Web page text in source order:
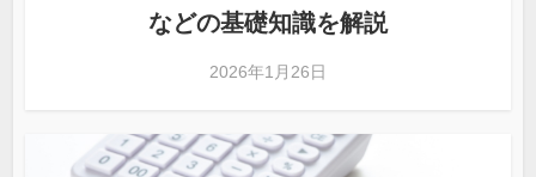
などの基礎知識を解説
2026年1月26日